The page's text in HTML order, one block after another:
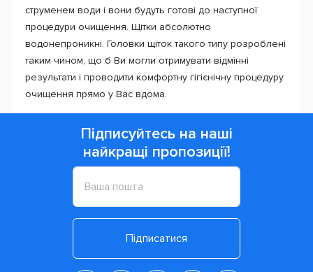
струменем води і вони будуть готові до наступної
процедури очищення. Щітки абсолютно
водонепроникні. Головки щіток такого типу розроблені
таким чином, що б Ви могли отримувати відмінні
результати і проводити комфортну гігієнічну процедуру
очищення прямо у Вас вдома.
Підписуйтесь на наші
найкращі пропозиції!
Підписатися